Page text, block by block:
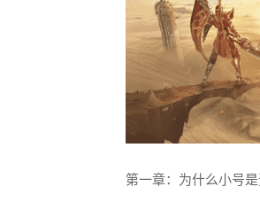
第一章：为什么小号是